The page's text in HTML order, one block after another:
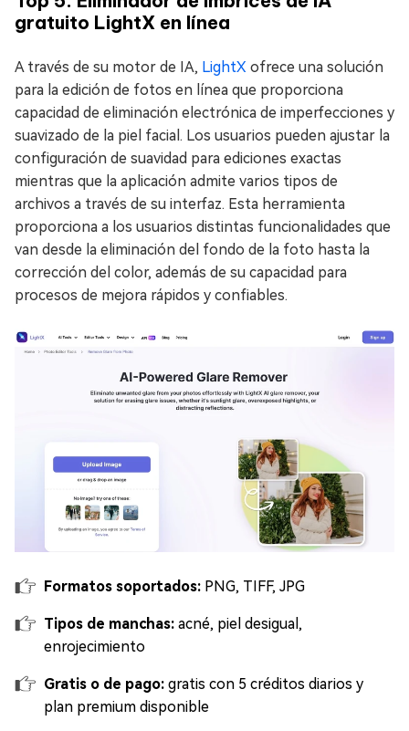
gratuito LightX en línea
A través de su motor de IA, LightX ofrece una solución
para la edición de fotos en línea que proporciona
capacidad de eliminación electrónica de imperfecciones y
suavizado de la piel facial. Los usuarios pueden ajustar la
configuración de suavidad para ediciones exactas
mientras que la aplicación admite varios tipos de
archivos a través de su interfaz. Esta herramienta
proporciona a los usuarios distintas funcionalidades que
van desde la eliminación del fondo de la foto hasta la
corrección del color, además de su capacidad para
procesos de mejora rápidos y confiables.
Formatos soportados: PNG, TIFF, JPG
Tipos de manchas: acné, piel desigual,
enrojecimiento
Gratis o de pago: gratis con 5 créditos diarios y
plan premium disponible